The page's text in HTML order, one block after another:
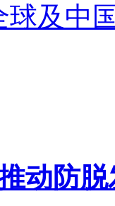
球及中
动防